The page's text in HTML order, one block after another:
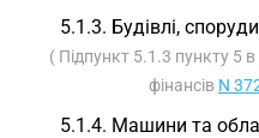
5.1.3. Будівлі,
( Підпункт 5.1.3 пункту 5 в
фінансів N
5.1.4. Машини та